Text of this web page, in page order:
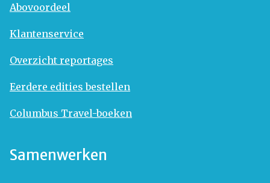
Abovoordeel
Klantenservice
Overzicht reportages
Eerdere edities bestellen
Columbus Travel-boeken
Samenwerken